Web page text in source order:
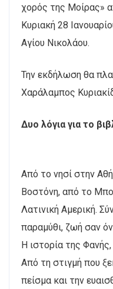
χορός της Μοίρας»
Κυριακή 28
Αγίου Νικολάου.
Την εκδήλωση θα
Χαράλαμπος
Δυο λόγια για το
Από το νησί στην
Βοστόνη, από το
Λατινική Αμερική.
παραμύθι, ζωή σαν
Η ιστορία της
Από τη στιγμή που
πείσμα και την